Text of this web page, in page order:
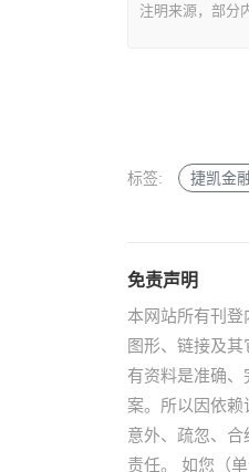
注明来源，部分
标签: 捷凯金
免责声明
本网站所有刊登
图形、链接及
有资料是准确
案。所以因依赖
意外、疏忽、
责任。 如您（